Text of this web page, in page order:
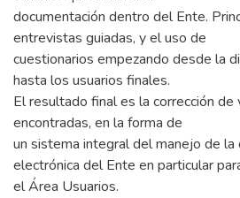
documentación dentro del Ente.
entrevistas guiadas, y el uso de
cuestionarios empezando desde la
hasta los usuarios finales.
El resultado final es la corrección de
encontradas, en la forma de
un sistema integral del manejo de la
electrónica del Ente en particular
el Área Usuarios.